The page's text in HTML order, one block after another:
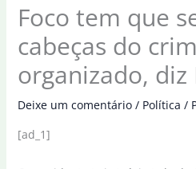
Foco tem que
cabeças do
organizado, diz
Deixe um comentário / Política /
[ad_1]